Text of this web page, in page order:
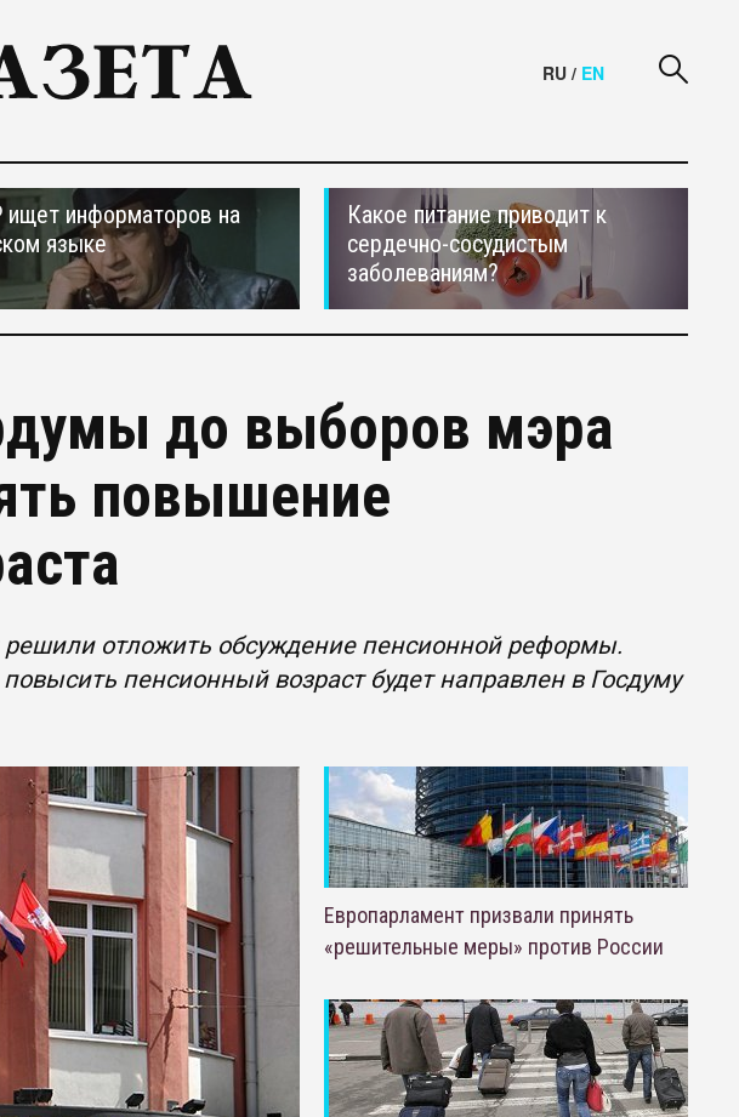
RU / EN
информаторов на
языке
Какое питание приводит к
сердечно-сосудистым
заболеваниям?
до выборов мэра
повышение
отложить обсуждение пенсионной реформы.
пенсионный возраст будет направлен в Госдуму
Европарламент призвали принять
«решительные меры» против России